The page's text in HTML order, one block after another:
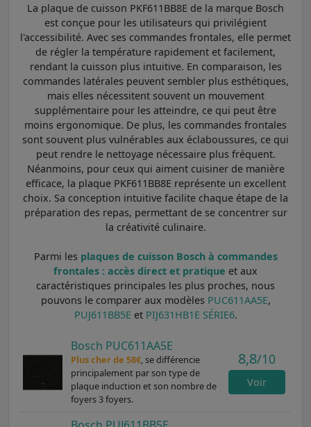
La plaque de cuisson PKF611BB8E de la marque Bosch
est conçue pour les utilisateurs qui privilégient
l'accessibilité. Avec ses commandes frontales, elle permet
de régler la température rapidement et facilement,
rendant la cuisson plus intuitive. En comparaison, les
commandes latérales peuvent sembler plus esthétiques,
mais elles nécessitent souvent un mouvement
supplémentaire pour les atteindre, ce qui peut être
moins ergonomique. De plus, les commandes frontales
sont souvent plus vulnérables aux éclaboussures, ce qui
peut rendre le nettoyage nécessaire plus fréquent.
Néanmoins, pour ceux qui aiment cuisiner de manière
efficace, la plaque PKF611BB8E représente un excellent
choix. Sa conception intuitive facilite chaque étape de la
préparation des repas, permettant de se concentrer sur
la créativité culinaire.
Parmi les plaques de cuisson Bosch à commandes
frontales : accès direct et pratique et aux
caractéristiques principales les plus proches, nous
pouvons le comparer aux modèles PUC611AA5E,
PUJ611BB5E et PIJ631HB1E SÉRIE6.
Bosch PUC611AA5E
Plus cher de 58€, se différencie
principalement par son type de
plaque induction et son nombre de
foyers 3 foyers.
8,8/10
Voir